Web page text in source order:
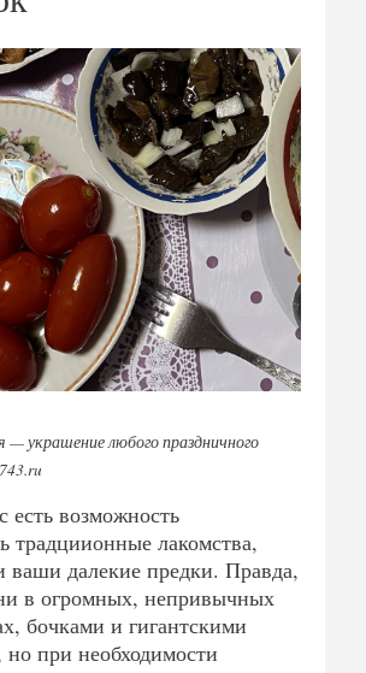
— украшение любого праздничного
есть возможность
традциионные лакомства,
ваши далекие предки. Правда,
в огромных, непривычных
бочками и гигантскими
при необходимости